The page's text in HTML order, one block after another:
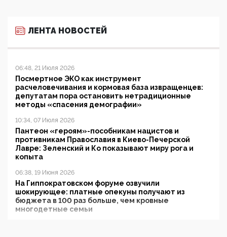
ЛЕНТА НОВОСТЕЙ
06:48, 21 Июля 2026
Посмертное ЭКО как инструмент
расчеловечивания и кормовая база извращенцев:
депутатам пора остановить нетрадиционные
методы «спасения демографии»
10:34, 07 Июля 2026
Пантеон «героям»-пособникам нацистов и
противникам Православия в Киево-Печерской
Лавре: Зеленский и Ко показывают миру рога и
копыта
06:38, 19 Июня 2026
На Гиппократовском форуме озвучили
шокирующее: платные опекуны получают из
бюджета в 100 раз больше, чем кровные
многодетные семьи